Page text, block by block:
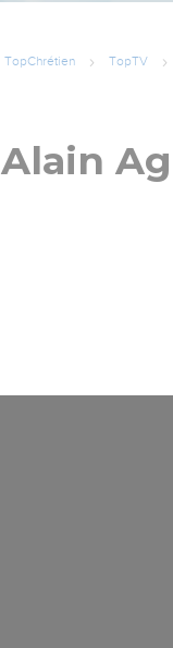
TopChrétien TopTV
Alain